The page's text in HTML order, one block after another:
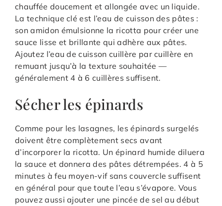
chauffée doucement et allongée avec un liquide.
La technique clé est l’eau de cuisson des pâtes :
son amidon émulsionne la ricotta pour créer une
sauce lisse et brillante qui adhère aux pâtes.
Ajoutez l’eau de cuisson cuillère par cuillère en
remuant jusqu’à la texture souhaitée —
généralement 4 à 6 cuillères suffisent.
Sécher les épinards
Comme pour les lasagnes, les épinards surgelés
doivent être complètement secs avant
d’incorporer la ricotta. Un épinard humide diluera
la sauce et donnera des pâtes détrempées. 4 à 5
minutes à feu moyen-vif sans couvercle suffisent
en général pour que toute l’eau s’évapore. Vous
pouvez aussi ajouter une pincée de sel au début